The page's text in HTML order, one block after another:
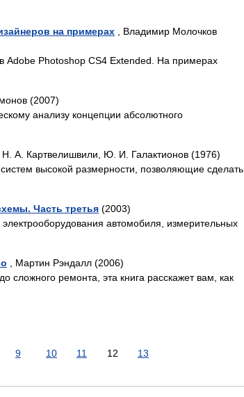
на примерах , Владимир Молочков
Adobe Photoshop CS4 Extended. На примерах
(2007)
анализу концепции абсолютного
, Н. А. Картвелишвили, Ю. И. Галактионов (1976)
высокой размерности, позволяющие сделать
Часть третья (2003)
автомобиля, измерительных
, Мартин Рэндалл (2006)
сложного ремонта, эта книга расскажет вам, как
9 10 11 12 13